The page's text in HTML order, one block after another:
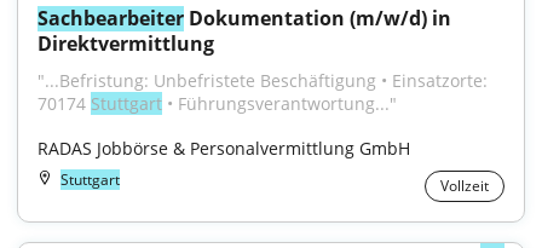
Sachbearbeiter Dokumentation (m/w/d) in
Direktvermittlung
"...Befristung: Unbefristete Beschäftigung • Einsatzorte:
70174 Stuttgart • Führungsverantwortung..."
RADAS Jobbörse & Personalvermittlung GmbH
Stuttgart Vollzeit